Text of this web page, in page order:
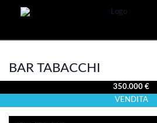
BAR TABACCHI
350.000 €
VENDITA